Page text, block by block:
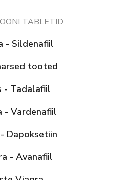
TABLETID
- Sildenafiil
tooted
- Tadalafiil
- Vardenafiil
Dapoksetiin
- Avanafiil